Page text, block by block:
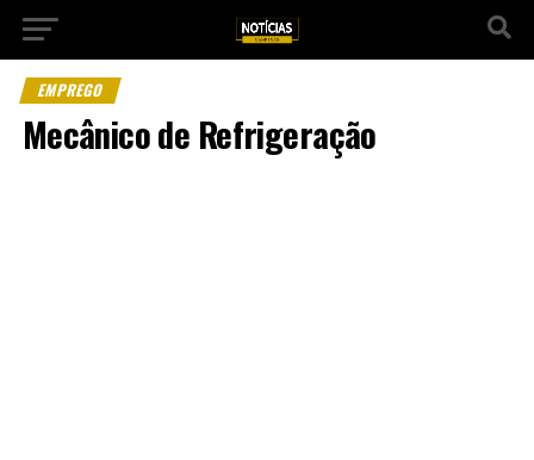
EMPREGO
Mecânico de Refrigeração